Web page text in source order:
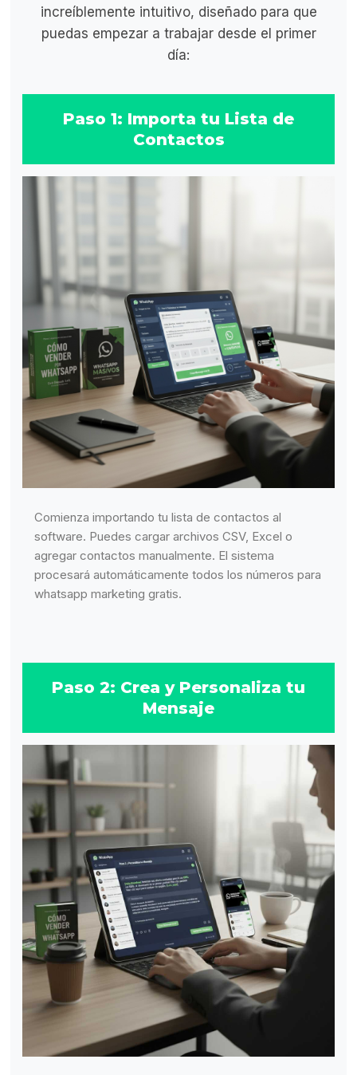
increíblemente intuitivo, diseñado para que
puedas empezar a trabajar desde el primer
día:
Paso 1: Importa tu Lista de
Contactos
Comienza importando tu lista de contactos al
software. Puedes cargar archivos CSV, Excel o
agregar contactos manualmente. El sistema
procesará automáticamente todos los números para
whatsapp marketing gratis.
Paso 2: Crea y Personaliza tu
Mensaje